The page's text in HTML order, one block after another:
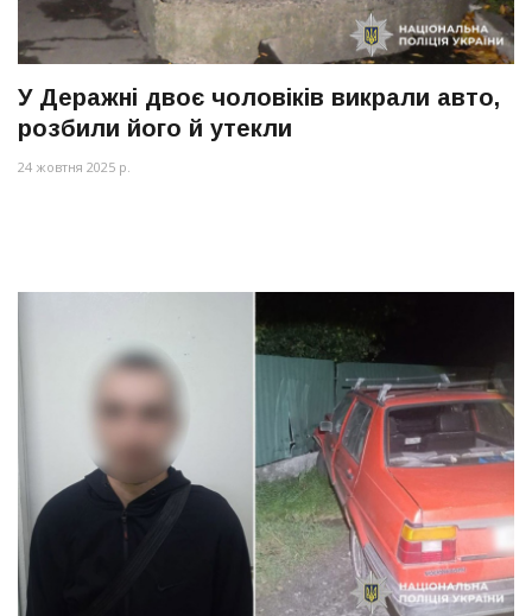
У Деражні двоє чоловіків викрали авто,
розбили його й утекли
24 жовтня 2025 р.